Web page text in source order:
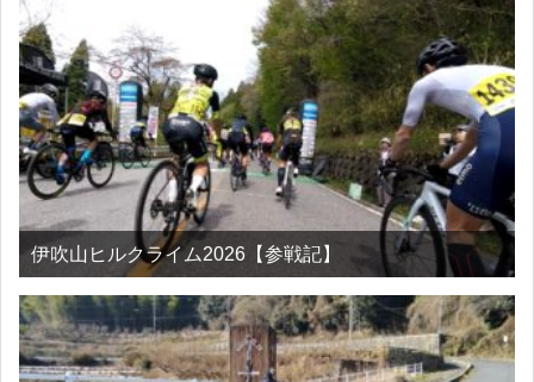
伊吹山ヒルクライム2026【参戦記】